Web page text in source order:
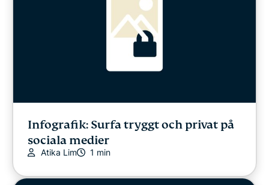
Infografik: Surfa tryggt och privat på
sociala medier
Atika Lim 1 min